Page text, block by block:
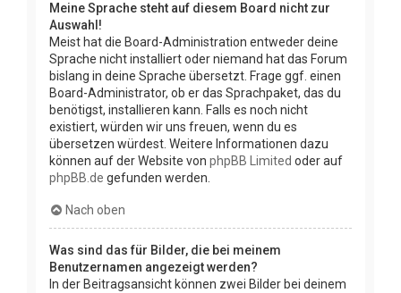
Meine Sprache steht auf diesem Board nicht zur
Auswahl!
Meist hat die Board-Administration entweder deine
Sprache nicht installiert oder niemand hat das Forum
bislang in deine Sprache übersetzt. Frage ggf. einen
Board-Administrator, ob er das Sprachpaket, das du
benötigst, installieren kann. Falls es noch nicht
existiert, würden wir uns freuen, wenn du es
übersetzen würdest. Weitere Informationen dazu
können auf der Website von phpBB Limited oder auf
phpBB.de gefunden werden.
Nach oben
Was sind das für Bilder, die bei meinem
Benutzernamen angezeigt werden?
In der Beitragsansicht können zwei Bilder bei deinem